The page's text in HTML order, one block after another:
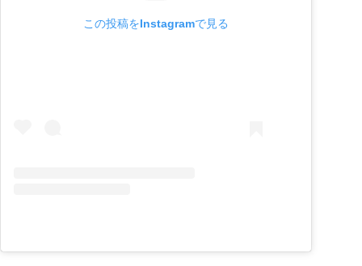
この投稿をInstagramで見る